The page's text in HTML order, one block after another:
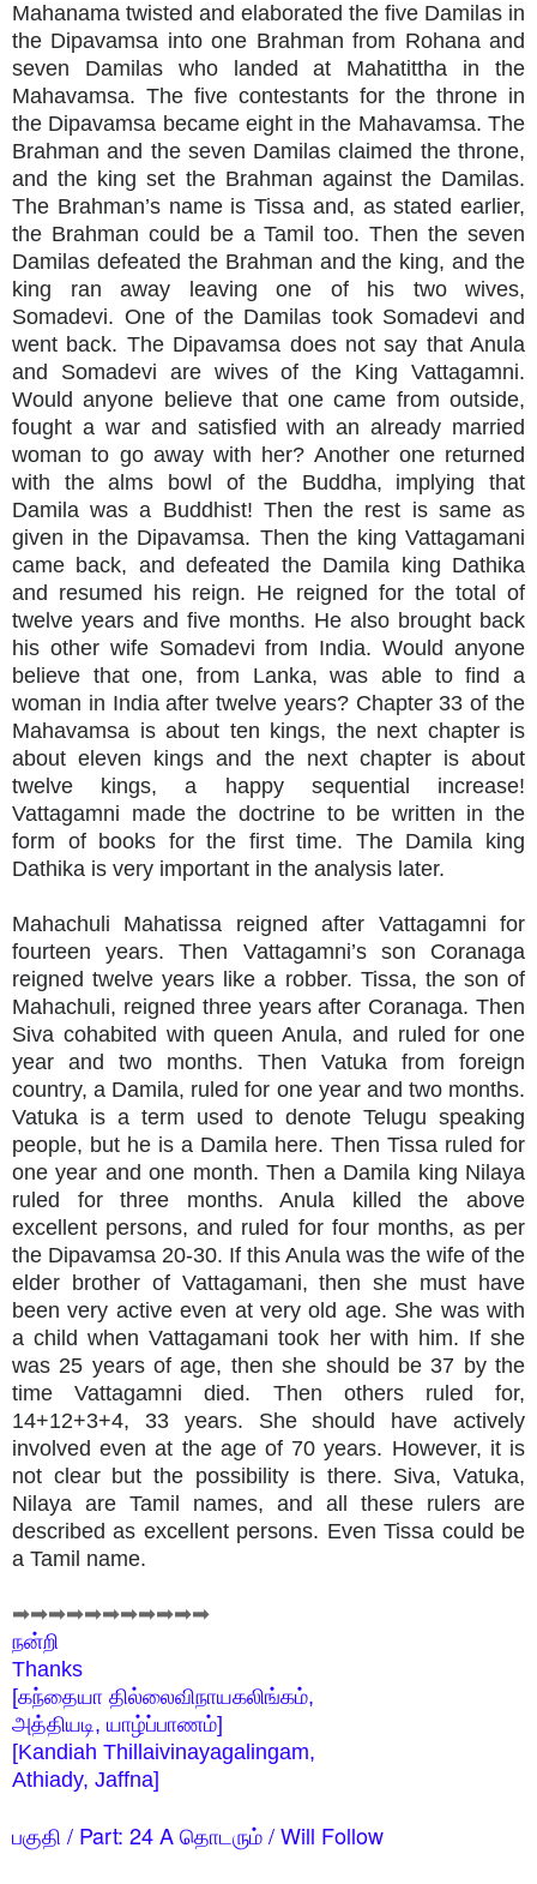
Mahanama twisted and elaborated the five Damilas in
the Dipavamsa into one Brahman from Rohana and
seven Damilas who landed at Mahatittha in the
Mahavamsa. The five contestants for the throne in
the Dipavamsa became eight in the Mahavamsa. The
Brahman and the seven Damilas claimed the throne,
and the king set the Brahman against the Damilas.
The Brahman’s name is Tissa and, as stated earlier,
the Brahman could be a Tamil too. Then the seven
Damilas defeated the Brahman and the king, and the
king ran away leaving one of his two wives,
Somadevi. One of the Damilas took Somadevi and
went back. The Dipavamsa does not say that Anula
and Somadevi are wives of the King Vattagamni.
Would anyone believe that one came from outside,
fought a war and satisfied with an already married
woman to go away with her? Another one returned
with the alms bowl of the Buddha, implying that
Damila was a Buddhist! Then the rest is same as
given in the Dipavamsa. Then the king Vattagamani
came back, and defeated the Damila king Dathika
and resumed his reign. He reigned for the total of
twelve years and five months. He also brought back
his other wife Somadevi from India. Would anyone
believe that one, from Lanka, was able to find a
woman in India after twelve years? Chapter 33 of the
Mahavamsa is about ten kings, the next chapter is
about eleven kings and the next chapter is about
twelve kings, a happy sequential increase!
Vattagamni made the doctrine to be written in the
form of books for the first time. The Damila king
Dathika is very important in the analysis later.
Mahachuli Mahatissa reigned after Vattagamni for
fourteen years. Then Vattagamni’s son Coranaga
reigned twelve years like a robber. Tissa, the son of
Mahachuli, reigned three years after Coranaga. Then
Siva cohabited with queen Anula, and ruled for one
year and two months. Then Vatuka from foreign
country, a Damila, ruled for one year and two months.
Vatuka is a term used to denote Telugu speaking
people, but he is a Damila here. Then Tissa ruled for
one year and one month. Then a Damila king Nilaya
ruled for three months. Anula killed the above
excellent persons, and ruled for four months, as per
the Dipavamsa 20-30. If this Anula was the wife of the
elder brother of Vattagamani, then she must have
been very active even at very old age. She was with
a child when Vattagamani took her with him. If she
was 25 years of age, then she should be 37 by the
time Vattagamni died. Then others ruled for,
14+12+3+4, 33 years. She should have actively
involved even at the age of 70 years. However, it is
not clear but the possibility is there. Siva, Vatuka,
Nilaya are Tamil names, and all these rulers are
described as excellent persons. Even Tissa could be
a Tamil name.
➡➡➡➡➡➡➡➡➡➡➡
நன்றி
Thanks
[கந்தையா தில்லைவிநாயகலிங்கம்,
அத்தியடி, யாழ்ப்பாணம்]
[Kandiah Thillaivinayagalingam,
Athiady, Jaffna]
பகுதி / Part: 24 A தொடரும் / Will Follow